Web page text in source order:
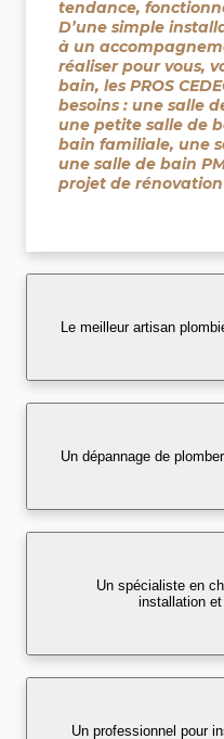
tendance,
D’une simple
à un
réaliser pour vous,
bain, les PROS
besoins : une salle
une petite salle de
bain familiale, une
une salle de bain
projet de
Le meilleur artisan
Un dépannage de
Un spécialiste en
installation
Un professionnel pour